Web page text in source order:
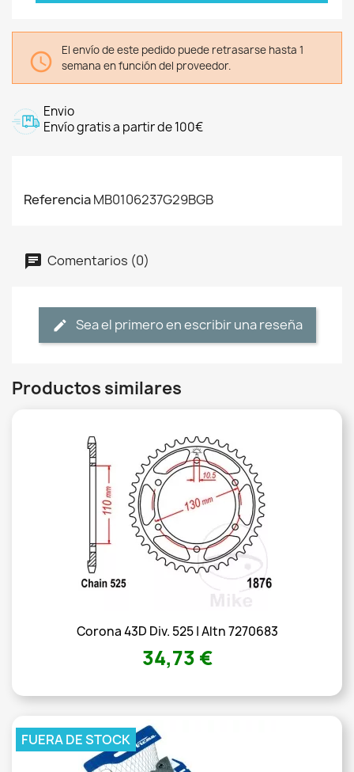

El envío de este pedido puede retrasarse hasta 1
semana en función del proveedor.
Envio
Envío gratis a partir de 100€
ReferenciaMB0106237G29BGB
Comentarios (0)
Sea el primero en escribir una reseña
Productos similares
Corona 43D Div. 525 | Altn 7270683
34,73 €
FUERA DE STOCK